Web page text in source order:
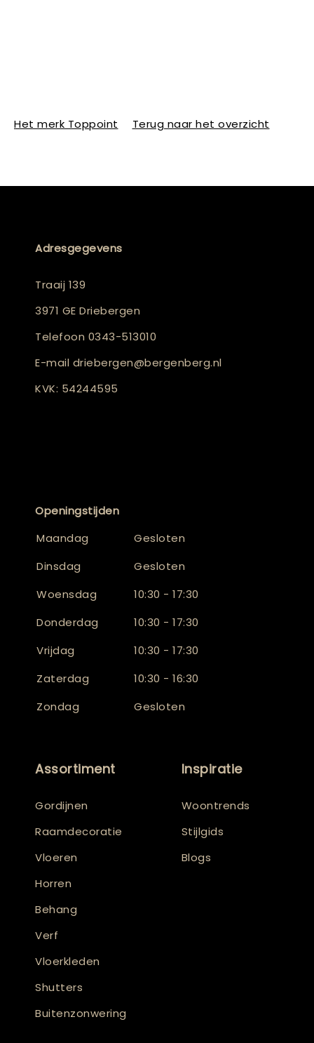
Het merk Toppoint Terug naar het overzicht
Adresgegevens
Traaij 139
3971 GE Driebergen
Telefoon 0343-513010
E-mail driebergen@bergenberg.nl
KVK: 54244595
Openingstijden
Maandag
Gesloten
Dinsdag
Gesloten
Woensdag
10:30 - 17:30
Donderdag
10:30 - 17:30
Vrijdag
10:30 - 17:30
Zaterdag
10:30 - 16:30
Zondag
Gesloten
Assortiment
Gordijnen
Raamdecoratie
Vloeren
Horren
Behang
Verf
Vloerkleden
Shutters
Buitenzonwering
Inspiratie
Woontrends
Stijlgids
Blogs